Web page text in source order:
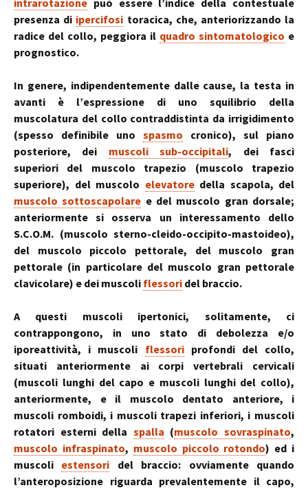
intrarotazione può essere l’indice della contestuale
presenza di ipercifosi toracica, che, anteriorizzando la
radice del collo, peggiora il quadro sintomatologico e
prognostico.
In genere, indipendentemente dalle cause, la testa in
avanti è l’espressione di uno squilibrio della
muscolatura del collo contraddistinta da irrigidimento
(spesso definibile uno spasmo cronico), sul piano
posteriore, dei muscoli sub-occipitali, dei fasci
superiori del muscolo trapezio (muscolo trapezio
superiore), del muscolo elevatoredella scapola, del
muscolo sottoscapolare e del muscolo gran dorsale;
anteriormente si osserva un interessamento dello
S.C.O.M. (muscolo sterno-cleido-occipito-mastoideo),
del muscolo piccolo pettorale, del muscolo gran
pettorale (in particolare del muscolo gran pettorale
clavicolare) e dei muscoli flessori del braccio.
A questi muscoli ipertonici, solitamente, ci
contrappongono, in uno stato di debolezza e/o
iporeattività, i muscoli flessoriprofondi del collo,
situati anteriormente ai corpi vertebrali cervicali
(muscoli lunghi del capo e muscoli lunghi del collo),
anteriormente, e il muscolo dentato anteriore, i
muscoli romboidi, i muscoli trapezi inferiori, i muscoli
rotatori esterni della spalla (muscolo sovraspinato,
muscolo infraspinato, muscolo piccolo rotondo) ed i
muscoli estensori del braccio: ovviamente quando
l’anteroposizione riguarda prevalentemente il capo,